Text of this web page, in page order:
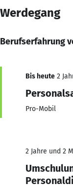
Werdegang
Berufserfahrung
Bis heute 2
Pro-Mobil
2 Jahre und 2